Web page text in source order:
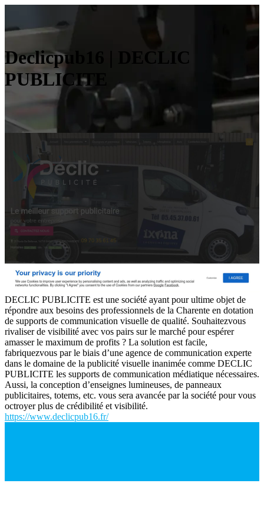
Declicpub16 | DECLIC
PUBLICITE
DECLIC PUBLICITE est une société ayant pour ultime objet de
répondre aux besoins des professionnels de la Charente en dotation
de supports de communication visuelle de qualité. Souhaitezvous
rivaliser de visibilité avec vos pairs sur le marché pour espérer
amasser le maximum de profits ? La solution est facile,
fabriquezvous par le biais d’une agence de communication experte
dans le domaine de la publicité visuelle inanimée comme DECLIC
PUBLICITE les supports de communication médiatique nécessaires.
Aussi, la conception d’enseignes lumineuses, de panneaux
publicitaires, totems, etc. vous sera avancée par la société pour vous
octroyer plus de crédibilité et visibilité.
https://www.declicpub16.fr/